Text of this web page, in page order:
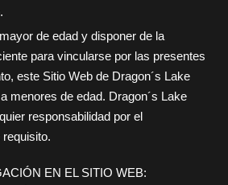
de edad y disponer de la
para vincularse por las presentes
este Sitio Web de Dragon´s Lake
menores de edad. Dragon´s Lake
responsabilidad por el
EN EL SITIO WEB: